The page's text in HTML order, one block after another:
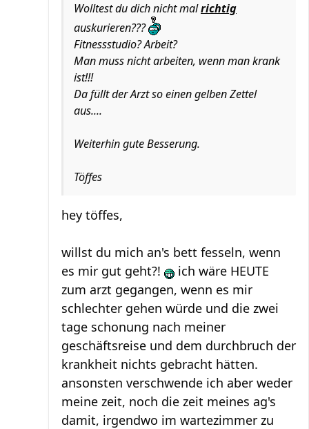
Wolltest du dich nicht malrichtig
auskurieren???
Fitnessstudio? Arbeit?
Man muss nicht arbeiten, wenn man krank
ist!!!
Da füllt der Arzt so einen gelben Zettel
aus....
Weiterhin gute Besserung.
Töffes
hey töffes,
willst du mich an's bett fesseln, wenn
es mir gut geht?!
ich wäre HEUTE
zum arzt gegangen, wenn es mir
schlechter gehen würde und die zwei
tage schonung nach meiner
geschäftsreise und dem durchbruch der
krankheit nichts gebracht hätten.
ansonsten verschwende ich aber weder
meine zeit, noch die zeit meines ag's
damit, irgendwo im wartezimmer zu